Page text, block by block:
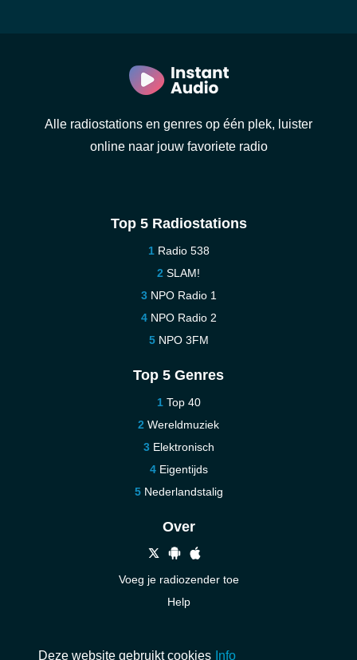
Alle radiostations en genres op één plek, luister
online naar jouw favoriete radio
Top 5 Radiostations
Radio 538
SLAM!
NPO Radio 1
NPO Radio 2
NPO 3FM
Top 5 Genres
Top 40
Wereldmuziek
Elektronisch
Eigentijds
Nederlandstalig
Over
Voeg je radiozender toe
Help
Deze website gebruikt cookies Info